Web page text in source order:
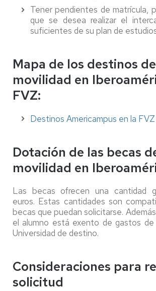
Tener pendientes de matrícula,
que se desea realizar el
suficientes de su plan de
Mapa de los destinos de
movilidad en
FVZ:
Destinos Americampus en la FVZ
Dotación de las becas
movilidad en
Las becas ofrecen una cantidad
euros. Estas cantidades son
becas que puedan solicitarse.
el alumno está exento de gastos de
Universidad de destino.
Consideraciones para
solicitud